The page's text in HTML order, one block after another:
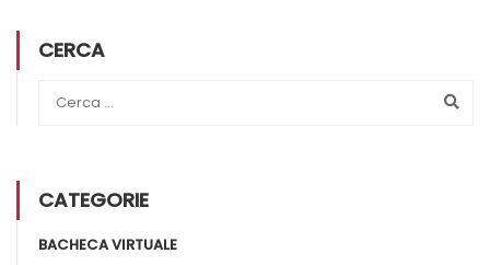
CERCA
CATEGORIE
BACHECA VIRTUALE